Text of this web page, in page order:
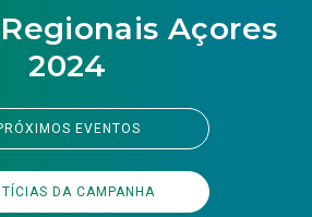
Açores
2024
EVENTOS
DA CAMPANHA